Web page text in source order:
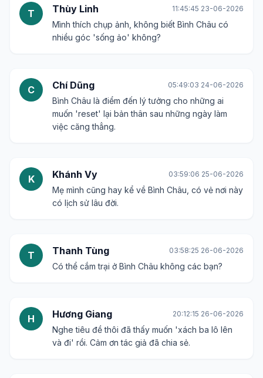
T Thùy Linh 11:45:45 23-06-2026
Mình thích chụp ảnh, không biết Bình Châu có
nhiều góc 'sống ảo' không?
C Chí Dũng 05:49:03 24-06-2026
Bình Châu là điểm đến lý tưởng cho những ai
muốn 'reset' lại bản thân sau những ngày làm
việc căng thẳng.
K Khánh Vy 03:59:06 25-06-2026
Mẹ mình cũng hay kể về Bình Châu, có vẻ nơi này
có lịch sử lâu đời.
T Thanh Tùng 03:58:25 26-06-2026
Có thể cắm trại ở Bình Châu không các bạn?
H Hương Giang 20:12:15 26-06-2026
Nghe tiêu đề thôi đã thấy muốn 'xách ba lô lên
và đi' rồi. Cảm ơn tác giả đã chia sẻ.